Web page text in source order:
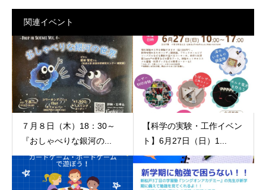
関連イベント
７月８日（木）18：30～
『おしゃべりな銀河の...
【科学の実験・工作イベン
ト】6月27日（日）1...